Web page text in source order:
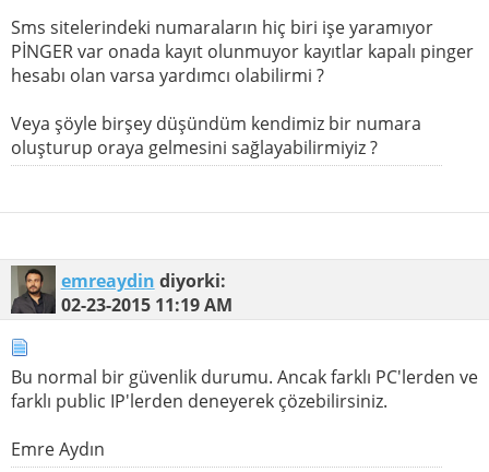
Sms sitelerindeki numaraların hiç biri işe yaramıyor
PİNGER var onada kayıt olunmuyor kayıtlar kapalı pinger
hesabı olan varsa yardımcı olabilirmi ?
Veya şöyle birşey düşündüm kendimiz bir numara
oluşturup oraya gelmesini sağlayabilirmiyiz ?
emreaydin diyorki:
02-23-2015 11:19 AM
Bu normal bir güvenlik durumu. Ancak farklı PC'lerden ve
farklı public IP'lerden deneyerek çözebilirsiniz.
Emre Aydın